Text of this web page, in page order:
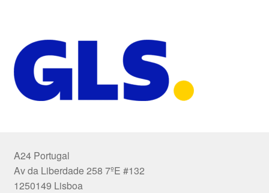
A24 Portugal
Av da Liberdade 258 7ºE #132
1250149 Lisboa